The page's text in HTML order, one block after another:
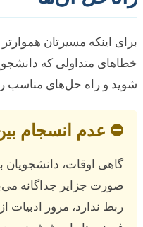
اینکه مسیرتان هموارتر
و راه حل‌های مناسب را از
عدم انسجام بین
اوقات، دانشجویان
جزایر جداگانه
ندارد، مرور ادبیات از